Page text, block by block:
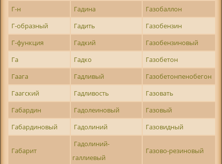
Г-н
Гадина
Газобаллон
Г-образный
Гадить
Газобензин
Г-функция
Гадкий
Газобензиновый
Га
Гадко
Газобетон
Гаага
Гадливый
Газобетонпенобегон
Гаагский
Гадливость
Газовать
Габардин
Гадолеиновый
Газовый
Габардиновый
Гадолиний Газовидный
Габарит
Гадолиний-
галлиевый
Газово-резиновый